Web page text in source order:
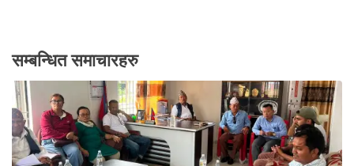
सम्बन्धित समाचारहरु